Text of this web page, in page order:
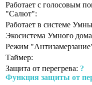
Работает с голосовым
"Салют":
Работает в системе
Экосистема Умного
Режим
Таймер:
Защита от перегрева: ?
Функция защиты от